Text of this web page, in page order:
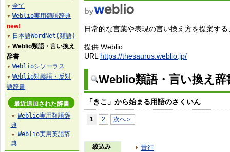
日常的な言葉や表現の言い換え方を提案す
提供 Weblio
URL https://thesaurus.weblio.jp/
Weblio類語・言い換え
「きこ」から始まる用語のさくいん
1 2 次へ＞
絞込み
貴行
▼ 全て
▼ Weblio実用類語辞典
new!
▼ 日本語WordNet(類語)
▼ Weblio類語・言い換え
辞書
▼ Weblioシソーラス
▼ Weblio対義語・反対
語辞書
最近追加された辞書
▼
Weblio実用類語辞
典
▼
Weblio実用英語辞
典